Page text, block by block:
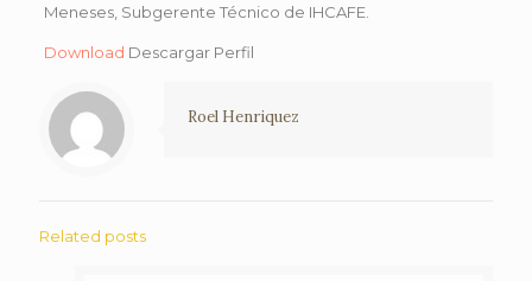
Meneses, Subgerente Técnico de IHCAFE.
Download Descargar Perfil
Roel Henriquez
Related posts